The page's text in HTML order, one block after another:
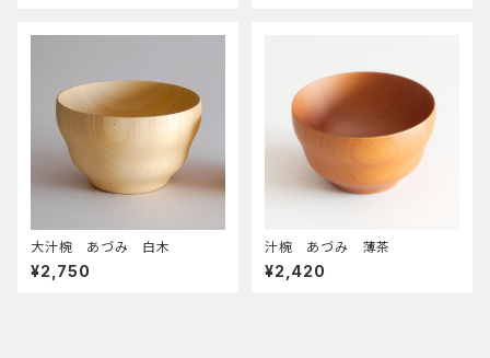
大汁椀 あづみ 白木
¥2,750
汁椀 あづみ 薄茶
¥2,420